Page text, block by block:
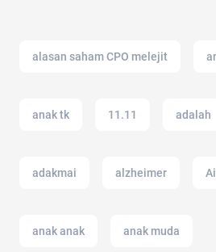
alasan saham CPO melejit
anak tk 11.11 adalah
adakmai alzheimer
anak anak anak muda